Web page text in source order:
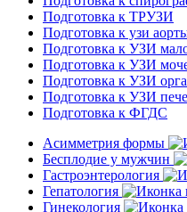
Подготовка к ТРУЗИ
Подготовка к узи
Подготовка к УЗИ
Подготовка к УЗИ
Подготовка к УЗИ
Подготовка к УЗИ
Подготовка к ФГДС
Асимметрия формы
Бесплодие у мужчин
Гастроэнтерология
Гепатология
Гинекология